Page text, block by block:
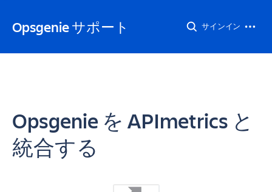
Opsgenie サポート サインイン
Opsgenie を APImetrics と
統合する